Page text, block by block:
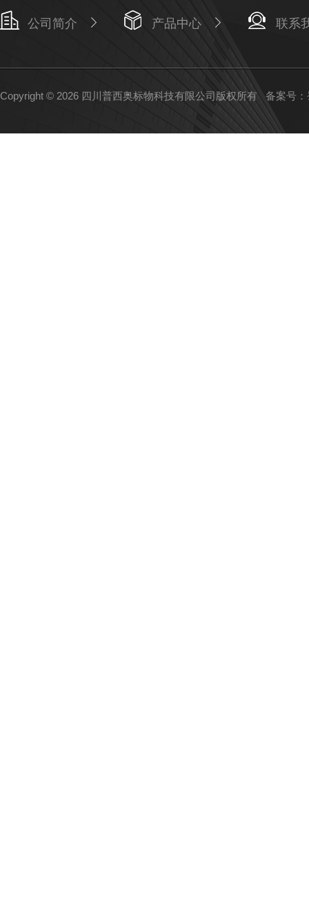
公司简介 产品中心 联系
Copyright © 2026 四川普西奥标物科技有限公司版权所有 备案号：